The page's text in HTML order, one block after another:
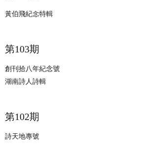
黃伯飛紀念特輯
​​第103期
創刊拾八年紀念號
湖南詩人詩輯
​​第102期
詩天地專號